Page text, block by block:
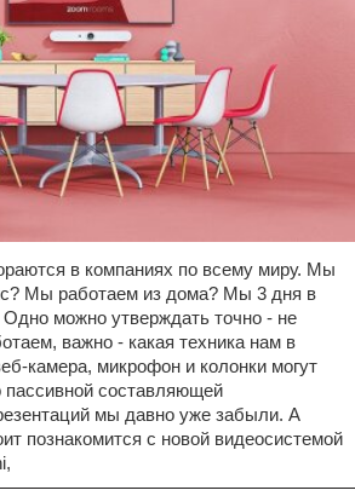
в компаниях по всему миру. Мы
Мы работаем из дома? Мы 3 дня в
можно утверждать точно - не
важно - какая техника нам в
камера, микрофон и колонки могут
составляющей
мы давно уже забыли. А
познакомится с новой видеосистемой